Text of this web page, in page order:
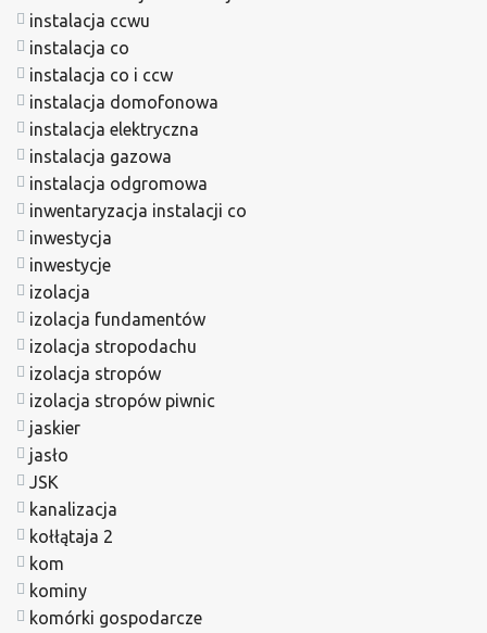
instalacja ccwu
instalacja co
instalacja co i ccw
instalacja domofonowa
instalacja elektryczna
instalacja gazowa
instalacja odgromowa
inwentaryzacja instalacji co
inwestycja
inwestycje
izolacja
izolacja fundamentów
izolacja stropodachu
izolacja stropów
izolacja stropów piwnic
jaskier
jasło
JSK
kanalizacja
kołłątaja 2
kom
kominy
komórki gospodarcze